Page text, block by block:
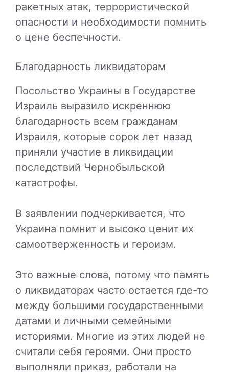
ракетных атак, террористической
опасности и необходимости помнить
о цене беспечности.
Благодарность ликвидаторам
Посольство Украины в Государстве
Израиль выразило искреннюю
благодарность всем гражданам
Израиля, которые сорок лет назад
приняли участие в ликвидации
последствий Чернобыльской
катастрофы.
В заявлении подчеркивается, что
Украина помнит и высоко ценит их
самоотверженность и героизм.
Это важные слова, потому что память
о ликвидаторах часто остается где-то
между большими государственными
датами и личными семейными
историями. Многие из этих людей не
считали себя героями. Они просто
выполняли приказ, работали на